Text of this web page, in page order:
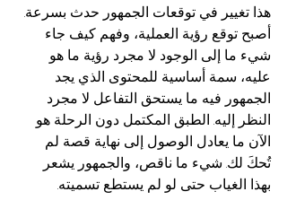
هذا تغيير في توقعات الجمهور حدث بسرعة.
أصبح توقع رؤية العملية، وفهم كيف جاء
شيء ما إلى الوجود لا مجرد رؤية ما هو
عليه، سمة أساسية للمحتوى الذي يجد
الجمهور فيه ما يستحق التفاعل لا مجرد
النظر إليه. الطبق المكتمل دون الرحلة هو
الآن ما يعادل الوصول إلى نهاية قصة لم
تُحكَ لك. شيء ما ناقص، والجمهور يشعر
بهذا الغياب حتى لو لم يستطع تسميته.